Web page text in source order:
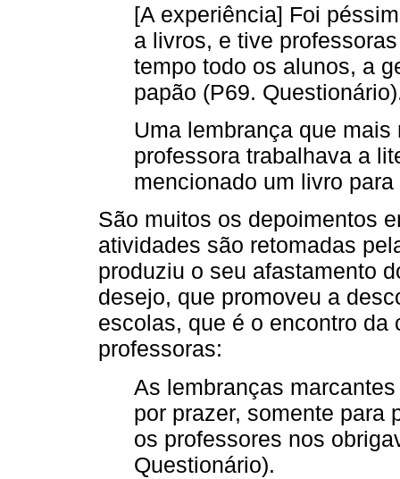
[A experiência] Foi
a livros, e tive
tempo todo os alunos, a
papão (P69.
Uma lembrança que
professora trabalhava a
mencionado um livro
São muitos os depoimentos
atividades são retomadas
produziu o seu afastamento
desejo, que promoveu a
escolas, que é o encontro
professoras:
As lembranças
por prazer, somente para
os professores nos
Questionário).